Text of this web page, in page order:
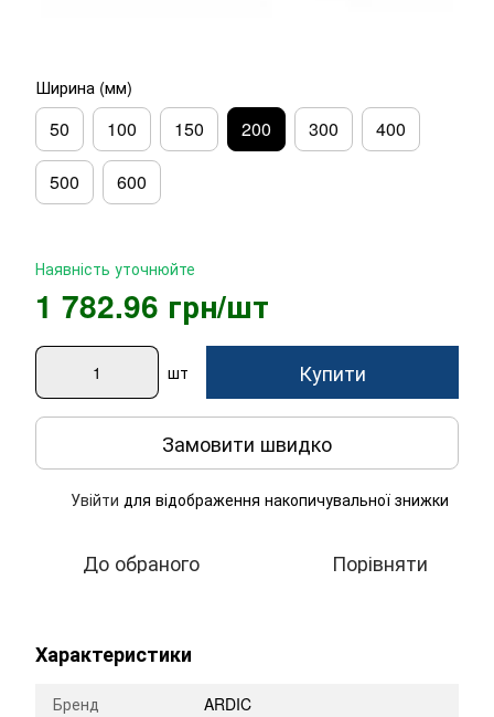
Ширина (мм)
50 100 150 200 300 400
500 600
Наявність уточнюйте
1 782.96 грн/шт
шт Купити
Замовити швидко
Увійти для відображення накопичувальної знижки
До обраного Порівняти
Характеристики
Бренд
ARDIC